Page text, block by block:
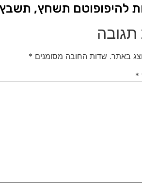
להיפופוטם תשחץ, תשבץ
באתר. שדות החובה מסומנים *
*